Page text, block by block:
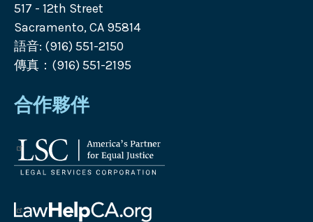
517 - 12th Street
Sacramento, CA 95814
語音: (916) 551-2150
傳真：(916) 551-2195
合作夥伴
法
律
務
Law